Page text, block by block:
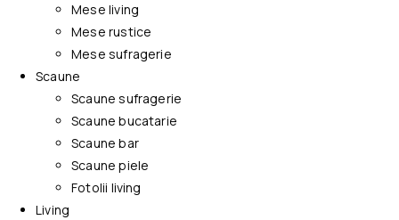
Mese living
Mese rustice
Mese sufragerie
Scaune
Scaune sufragerie
Scaune bucatarie
Scaune bar
Scaune piele
Fotolii living
Living